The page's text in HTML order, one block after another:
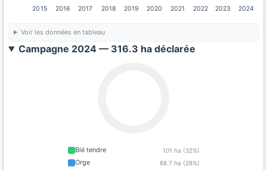
2015 2016 2017 2018 2019 2020 2021 2022 2023 2024
Voir les données en tableau
Campagne 2024 — 316.3 ha déclarée
Blé tendre 101 ha (32%)
Orge 88.7 ha (28%)